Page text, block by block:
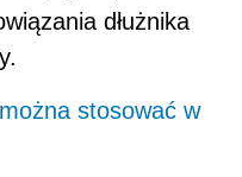
dłużnika
stosować w